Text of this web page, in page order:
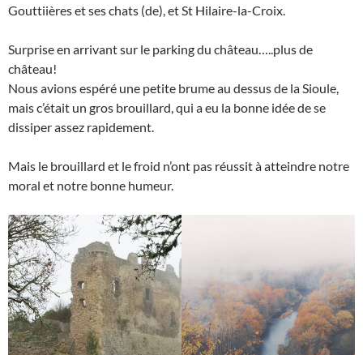
Gouttiières et ses chats (de), et St Hilaire-la-Croix.
Surprise en arrivant sur le parking du château…..plus de
château!
Nous avions espéré une petite brume au dessus de la Sioule,
mais c’était un gros brouillard, qui a eu la bonne idée de se
dissiper assez rapidement.
Mais le brouillard et le froid n’ont pas réussit à atteindre notre
moral et notre bonne humeur.